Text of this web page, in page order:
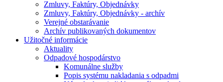
Zmluvy, Faktúry, Objednávky
Zmluvy, Faktúry, Objednávky - archív
Verejné obstarávanie
Archív publikovaných dokumentov
Užitočné informácie
Aktuality
Odpadové hospodárstvo
Komunálne služby
Popis systému nakladania s odpadmi